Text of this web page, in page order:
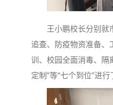
王小鹏校长分别就
追查、防疫物资准备、
训、校园全面消毒、隔
定制”等“七个到位”进行